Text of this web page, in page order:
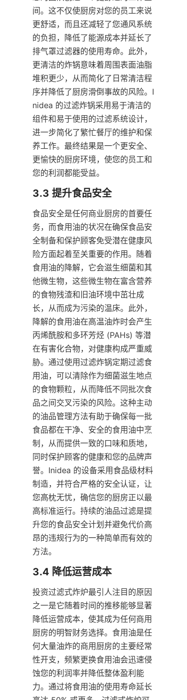
间。这不仅使厨房对您的员工来说
更舒适，而且还减轻了您通风系统
的负担，降低了能源成本并延长了
排气罩过滤器的使用寿命。此外，
更清洁的炸锅意味着周围表面油脂
堆积更少，从而简化了日常清洁程
序并降低了厨房滑倒事故的风险。I
nidea 的过滤炸锅采用易于清洁的
组件和易于使用的过滤系统设计，
进一步简化了繁忙餐厅的维护和保
养工作。最终结果是一个更安全、
更愉快的厨房环境，使您的员工和
您的利润都能受益。
食品安全是任何商业厨房的首要任
务，而食用油的状况在确保食品安
全制备和保护顾客免受潜在健康风
险方面起着至关重要的作用。随着
食用油的降解，它会滋生细菌和其
他微生物，这些微生物在富含营养
的食物残渣和旧油环境中茁壮成
长，从而成为污染的温床。此外，
降解的食用油在高温油炸时会产生
丙烯酰胺和多环芳烃 (PAHs) 等潜
在有害化合物，对健康构成严重威
胁。通过使用过滤炸锅定期过滤食
用油，可以清除作为细菌滋生地点
的食物颗粒，从而降低不同批次食
品之间交叉污染的风险。这种主动
的油品管理方法有助于确保每一批
食品都在干净、安全的食用油中烹
制，从而提供一致的口味和质地，
同时保护顾客的健康和您的品牌声
誉。Inidea 的设备采用食品级材料
制造，并符合严格的安全认证，让
您高枕无忧，确信您的厨房正以最
高标准运行。持续的油品过滤是提
升您的食品安全计划并避免代价高
昂的违规行为的一种简单而有效的
方法。
投资过滤式炸炉最引人注目的原因
之一是它随着时间的推移能够显著
降低运营成本，使其成为任何商用
厨房的明智财务选择。食用油是任
何大量油炸的商用厨房的主要经常
性开支，频繁更换食用油会迅速侵
蚀您的利润率并降低整体盈利能
力。通过将食用油的使用寿命延长